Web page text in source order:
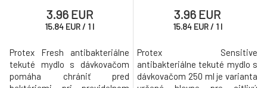
3.96 EUR
15.84 EUR/ 1 l
Protex Fresh antibakteriálne
tekuté mydlo s dávkovačom
pomáha chrániť pred
3.96 EUR
15.84 EUR / 1 l
Protex Sensitive
antibakteriálne tekuté mydlo s
dávkovačom 250 ml je varianta